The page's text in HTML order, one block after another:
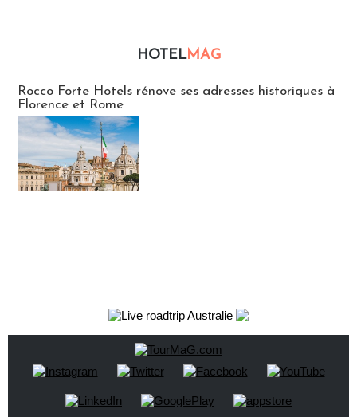
HOTELMAG
Rocco Forte Hotels rénove ses adresses historiques à
Florence et Rome